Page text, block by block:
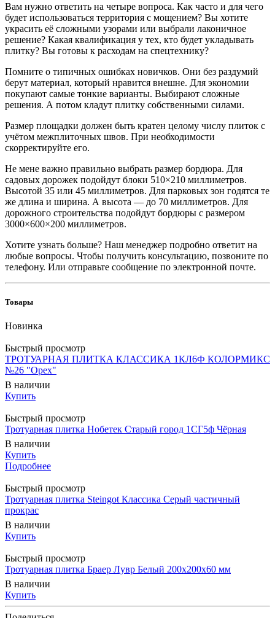
Вам нужно ответить на четыре вопроса. Как часто и для чего
будет использоваться территория с мощением? Вы хотите
украсить её сложными узорами или выбрали лаконичное
решение? Какая квалификация у тех, кто будет укладывать
плитку? Вы готовы к расходам на спецтехнику?
Помните о типичных ошибках новичков. Они без раздумий
берут материал, который нравится внешне. Для экономии
покупают самые тонкие варианты. Выбирают сложные
решения. А потом кладут плитку собственными силами.
Размер площадки должен быть кратен целому числу плиток с
учётом межплиточных швов. При необходимости
скорректируйте его.
Не мене важно правильно выбрать размер бордюра. Для
садовых дорожек подойдут блоки 510×210 миллиметров.
Высотой 35 или 45 миллиметров. Для парковых зон годятся те
же длина и ширина. А высота — до 70 миллиметров. Для
дорожного строительства подойдут бордюры с размером
3000×600×200 миллиметров.
Хотите узнать больше? Наш менеджер подробно ответит на
любые вопросы. Чтобы получить консультацию, позвоните по
телефону. Или отправьте сообщение по электронной почте.
Товары
Быстрый просмотр
ТРОТУАРНАЯ ПЛИТКА КЛАССИКА 1КЛ6Ф КОЛОРМИКС
№26 "Орех"
В наличии
Купить
Быстрый просмотр
Тротуарная плитка Нобетек Старый город 1СГ5ф Чёрная
В наличии
Купить
Подробнее
Быстрый просмотр
Тротуарная плитка Steingot Классика Серый частичный
прокрас
В наличии
Купить
Быстрый просмотр
Тротуарная плитка Браер Лувр Белый 200x200х60 мм
В наличии
Купить